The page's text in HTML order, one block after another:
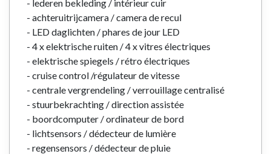
- lederen bekleding / intérieur cuir
- achteruitrijcamera / camera de recul
- LED daglichten / phares de jour LED
- 4 x elektrische ruiten / 4 x vitres électriques
- elektrische spiegels / rétro électriques
- cruise control /régulateur de vitesse
- centrale vergrendeling / verrouillage centralisé
- stuurbekrachting / direction assistée
- boordcomputer / ordinateur de bord
- lichtsensors / dédecteur de lumière
- regensensors / dédecteur de pluie